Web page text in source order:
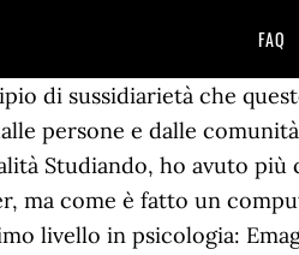
FAQ
di sussidiarietà che
persone e dalle
Studiando, ho avuto più
ma come è fatto un
livello in psicologia: